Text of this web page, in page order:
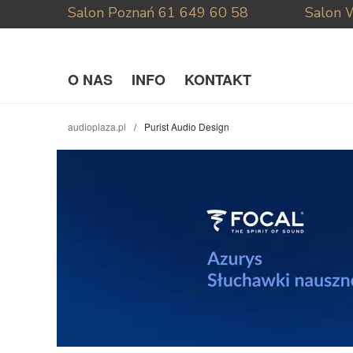
Salon Poznań 61 649 60 58 Salon
O NAS INFO KONTAKT
audioplaza.pl Purist Audio Design